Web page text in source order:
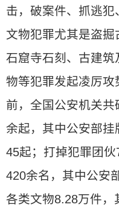
击，破案件、抓逃
文物犯罪尤其是盗
石窟寺石刻、古建
物等犯罪发起凌厉攻
前，全国公安机关
余起，其中公安部
45起；打掉犯罪团
420余名，其中公安
各类文物8.28万件，